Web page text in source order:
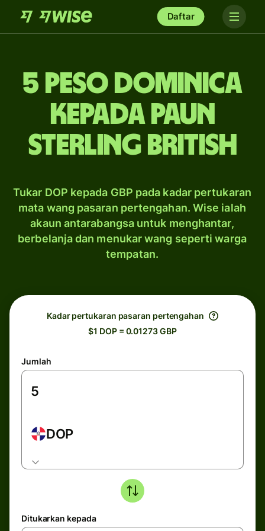
Daftar
5 peso Dominica
kepada paun
sterling British
Tukar DOP kepada GBP pada kadar pertukaran
mata wang pasaran pertengahan. Wise ialah
akaun antarabangsa untuk menghantar,
berbelanja dan menukar wang seperti warga
tempatan.
Kadar pertukaran pasaran pertengahan
$1 DOP = 0.01273 GBP
Jumlah
DOP
Ditukarkan kepada